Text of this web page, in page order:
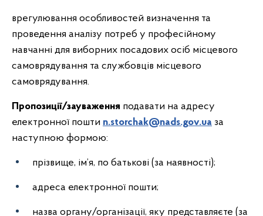
врегулювання особливостей визначення та
проведення аналізу потреб у професійному
навчанні для виборних посадових осіб місцевого
самоврядування та службовців місцевого
самоврядування.
Пропозиції/зауваження подавати на адресу
електронної пошти n.storchak@nads.gov.ua за
наступною формою:
прізвище, ім’я, по батькові (за наявності);
адреса електронної пошти;
назва органу/організації, яку представляєте (за